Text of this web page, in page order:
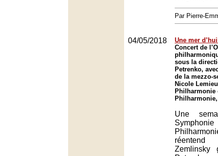
Par Pierre-
04/05/2018
Une mer
Concert de
sous la
Petrenko,
de la mezzo-
Nicole
Philharmonie
Une
Zemlinsky